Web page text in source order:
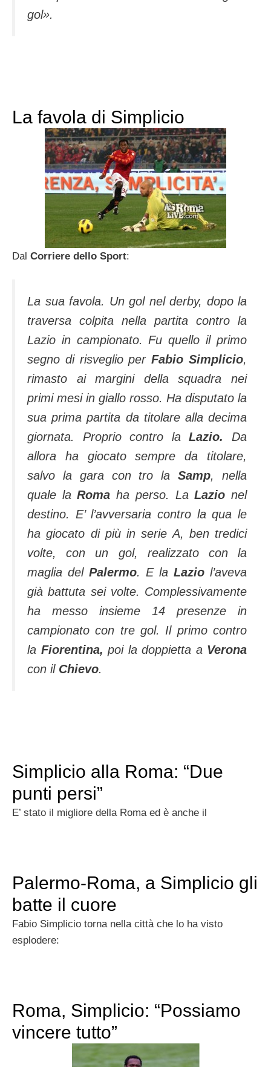
gol».
La favola di Simplicio
Dal Corriere dello Sport:
La sua favola. Un gol nel derby, dopo la
traversa colpita nella partita contro la
Lazio in campionato. Fu quello il primo
segno di risveglio perFabio Simplicio,
rimasto ai margini della squadra nei
primi mesi in giallo rosso. Ha disputato la
sua prima partita da titolare alla decima
giornata. Proprio contro laLazio.
Da
allora ha giocato sempre da titolare,
salvo la gara con tro laSamp, nella
quale laRoma ha perso. LaLazionel
destino. E’ l’avversaria contro la qua le
ha giocato di più in serie A, ben tredici
volte, con un gol, realizzato con la
maglia del Palermo. E la Lazio l’aveva
già battuta sei volte. Complessivamente
ha messo insieme 14 presenze in
campionato con tre gol. Il primo contro
la Fiorentina, poi la doppietta a Verona
con il Chievo.
Simplicio alla Roma: “Due
punti persi”
E’ stato il migliore della Roma ed è anche il
Palermo-Roma, a Simplicio gli
batte il cuore
Fabio Simplicio torna nella città che lo ha visto
esplodere:
Roma, Simplicio: “Possiamo
vincere tutto”